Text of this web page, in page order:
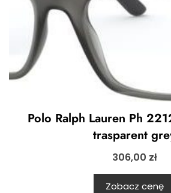
Polo Ralph Lauren Ph
trasparent
306,00 zł
Zobacz cenę